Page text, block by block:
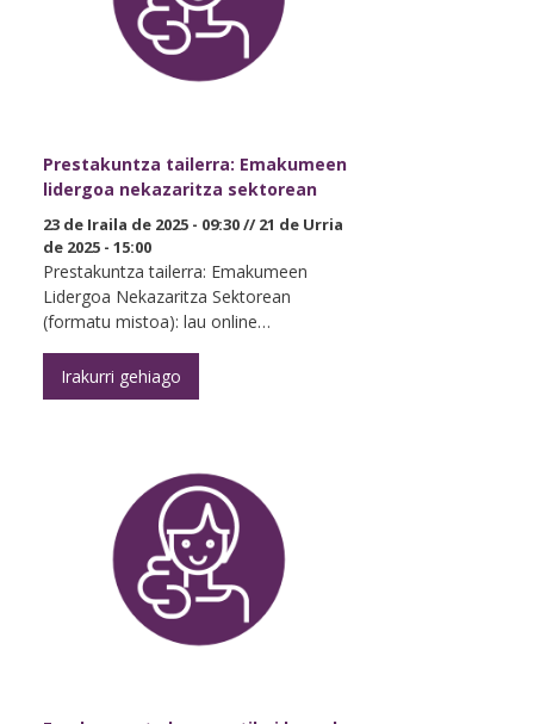
Prestakuntza tailerra: Emakumeen
lidergoa nekazaritza sektorean
23 de Iraila de 2025 - 09:30//21 de Urria
de 2025 - 15:00
Prestakuntza tailerra: Emakumeen
Lidergoa Nekazaritza Sektorean
(formatu mistoa): lau online…
Irakurri gehiago